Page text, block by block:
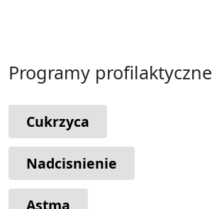
Programy profilaktyczne
Cukrzyca
Nadcisnienie
Astma